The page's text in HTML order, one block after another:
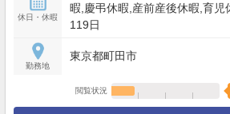
休日・休暇
暇,慶弔休暇,産前産後休暇,育
119日
勤務地
東京都町田市
閲覧状況